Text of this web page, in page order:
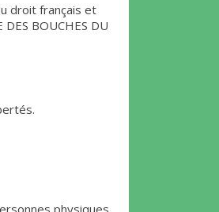
droit français et
BOUCHES DU